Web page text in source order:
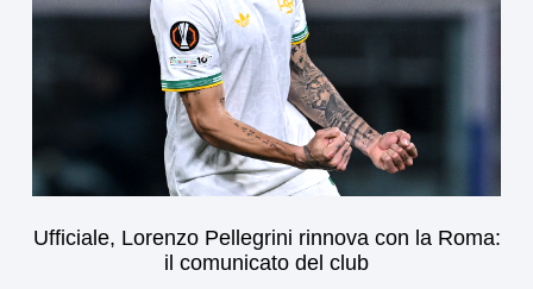
Ufficiale, Lorenzo Pellegrini rinnova con la Roma:
il comunicato del club